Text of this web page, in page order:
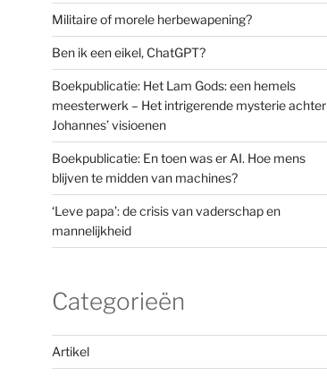
Militaire of morele herbewapening?
Ben ik een eikel, ChatGPT?
Boekpublicatie: Het Lam Gods: een hemels
meesterwerk – Het intrigerende mysterie achter
Johannes’ visioenen
Boekpublicatie: En toen was er AI. Hoe mens
blijven te midden van machines?
‘Leve papa’: de crisis van vaderschap en
mannelijkheid
Categorieën
Artikel